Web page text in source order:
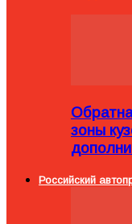
зоны
Российский